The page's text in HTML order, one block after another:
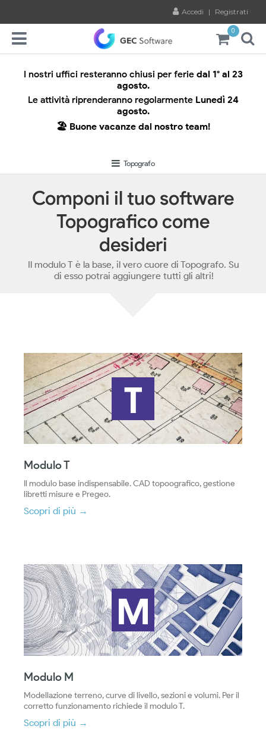
Accedi | Registrati
0
I nostri uffici resteranno chiusi per ferie dal 1° al 23
agosto.
Le attività riprenderanno regolarmente Lunedì 24
agosto.
🏖️ Buone vacanze dal nostro team!
Topografo
Componi il tuo software
Topografico come
desideri
Il modulo T è la base, il vero cuore di Topografo. Su
di esso potrai aggiungere tutti gli altri!
Modulo T
Il modulo base indispensabile. CAD topoografico, gestione
libretti misure e Pregeo.
Scopri di più →
Modulo M
Modellazione terreno, curve di livello, sezioni e volumi. Per il
corretto funzionamento richiede il modulo T.
Scopri di più →